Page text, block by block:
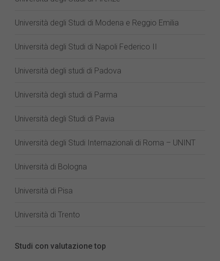
Università degli Studi di Modena e Reggio Emilia
Università degli Studi di Napoli Federico II
Università degli studi di Padova
Università degli studi di Parma
Università degli Studi di Pavia
Università degli Studi Internazionali di Roma – UNINT
Università di Bologna
Università di Pisa
Università di Trento
Studi con valutazione top